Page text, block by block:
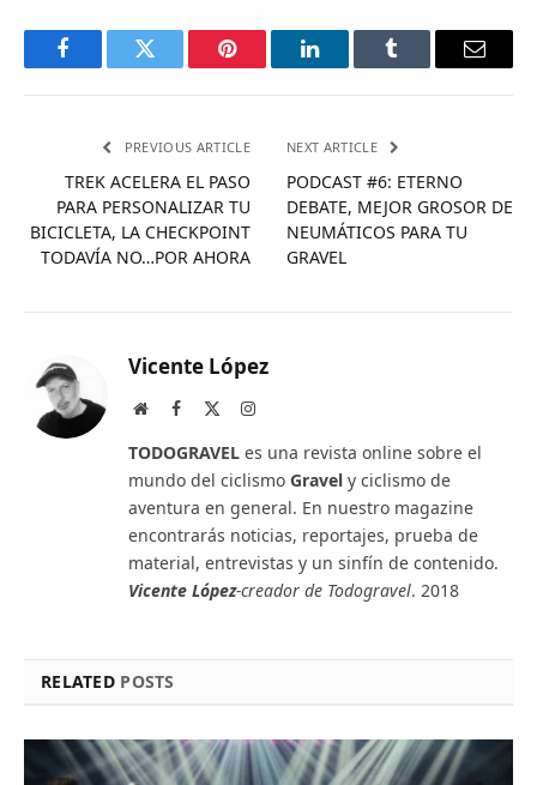
FacebookTwitter Pinterest LinkedInTumblr Email
PREVIOUS ARTICLE
TREK ACELERA EL PASO
PARA PERSONALIZAR TU
BICICLETA, LA CHECKPOINT
TODAVÍA NO…POR AHORA
NEXT ARTICLE
PODCAST #6: ETERNO
DEBATE, MEJOR GROSOR DE
NEUMÁTICOS PARA TU
GRAVEL
Vicente López
WebsiteFacebook Instagram
TODOGRAVEL es una revista online sobre el
mundo del ciclismo Gravel y ciclismo de
aventura en general. En nuestro magazine
encontrarás noticias, reportajes, prueba de
material, entrevistas y un sinfín de contenido.
Vicente López-creador de Todogravel. 2018
RELATED POSTS